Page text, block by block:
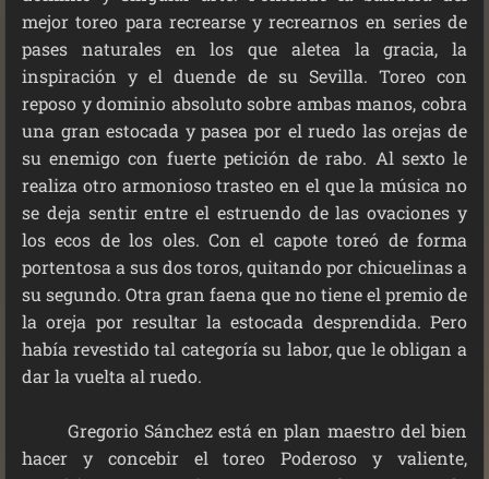
mejor toreo para recrearse y recrearnos en series de
pases naturales en los que aletea la gracia, la
inspiración y el duende de su Sevilla. Toreo con
reposo y dominio absoluto sobre ambas manos, cobra
una gran estocada y pasea por el ruedo las orejas de
su enemigo con fuerte petición de rabo. Al sexto le
realiza otro armonioso trasteo en el que la música no
se deja sentir entre el estruendo de las ovaciones y
los ecos de los oles. Con el capote toreó de forma
portentosa a sus dos toros, quitando por chicuelinas a
su segundo. Otra gran faena que no tiene el premio de
la oreja por resultar la estocada desprendida. Pero
había revestido tal categoría su labor, que le obligan a
dar la vuelta al ruedo.
Gregorio Sánchez está en plan maestro del bien
hacer y concebir el toreo Poderoso y valiente,